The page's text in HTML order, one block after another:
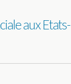
aux Etats-